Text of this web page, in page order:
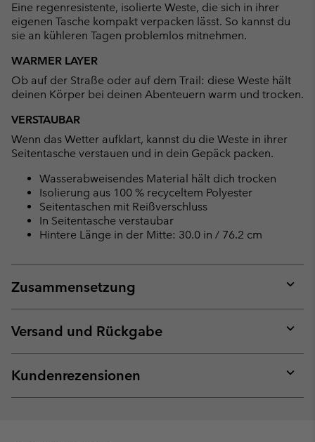
Eine regenresistente, isolierte Weste, die sich in ihrer
eigenen Tasche kompakt verpacken lässt. So kannst du
sie an kühleren Tagen problemlos mitnehmen.
WARMER LAYER
Ob auf der Straße oder auf dem Trail: diese Weste hält
deinen Körper bei deinen Abenteuern warm und trocken.
VERSTAUBAR
Wenn das Wetter aufklart, kannst du die Weste in ihrer
Seitentasche verstauen und in dein Gepäck packen.
Wasserabweisendes Material hält dich trocken
Isolierung aus 100 % recyceltem Polyester
Seitentaschen mit Reißverschluss
In Seitentasche verstaubar
Hintere Länge in der Mitte: 30.0 in / 76.2 cm
Zusammensetzung
or
Versand und Rückgabe
or
Kundenrezensionen
or